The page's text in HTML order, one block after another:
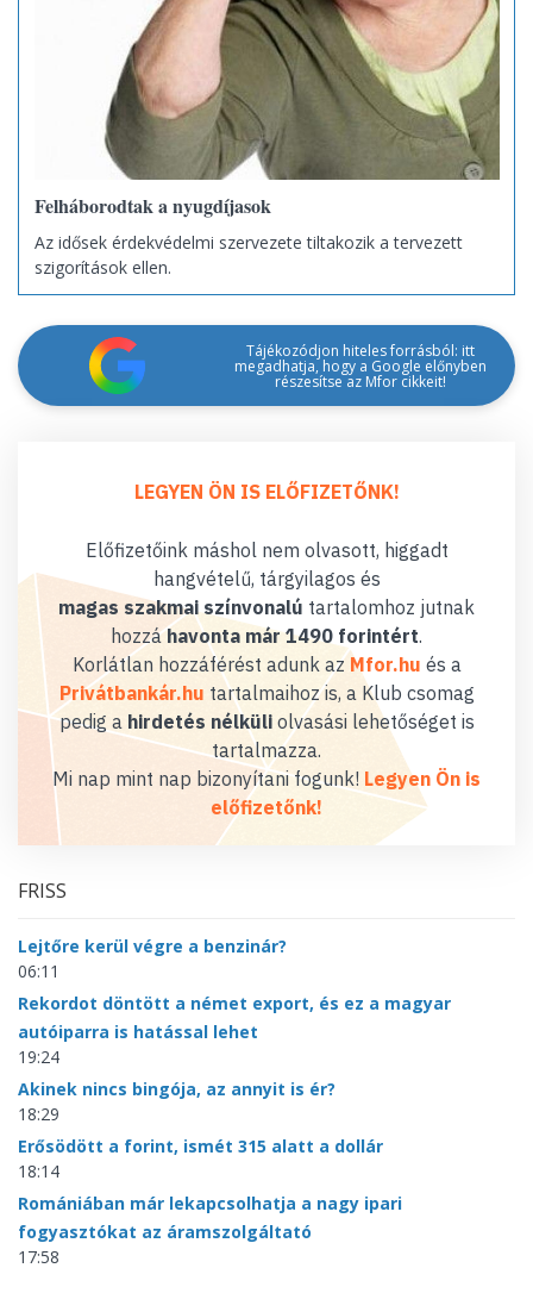
Felháborodtak a nyugdíjasok
Az idősek érdekvédelmi szervezete tiltakozik a tervezett
szigorítások ellen.
Tájékozódjon hiteles forrásból: itt
megadhatja, hogy a Google előnyben
részesítse az Mfor cikkeit!
LEGYEN ÖN IS ELŐFIZETŐNK!
Előfizetőink máshol nem olvasott, higgadt
hangvételű, tárgyilagos és
magas szakmai színvonalú tartalomhoz jutnak
hozzáhavonta már 1490 forintért.
Korlátlan hozzáférést adunk az Mfor.hu és a
Privátbankár.hu tartalmaihoz is, a Klub csomag
pedig a hirdetés nélküliolvasási lehetőséget is
tartalmazza.
Mi nap mint nap bizonyítani fogunk! Legyen Ön is
előfizetőnk!
FRISS
Lejtőre kerül végre a benzinár?
06:11
Rekordot döntött a német export, és ez a magyar
autóiparra is hatással lehet
19:24
Akinek nincs bingója, az annyit is ér?
18:29
Erősödött a forint, ismét 315 alatt a dollár
18:14
Romániában már lekapcsolhatja a nagy ipari
fogyasztókat az áramszolgáltató
17:58